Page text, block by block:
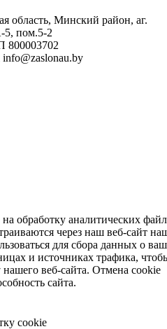
область, Минский район, аг.
5, пом.5-2
обработку аналитических
через наш веб-сайт
для сбора данных о
и источниках трафика,
веб-сайта. Отмена cookie
сайта.
cookie